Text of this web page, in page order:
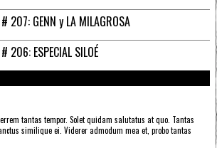
207: GENN y LA MILAGROSA
206: ESPECIAL SILOÉ
tantas tempor. Solet quidam salutatus at quo. Tantas
similique ei. Viderer admodum mea et, probo tantas